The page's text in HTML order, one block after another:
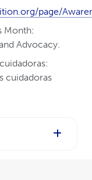
page/
Month:
Advocacy.
cuidadoras